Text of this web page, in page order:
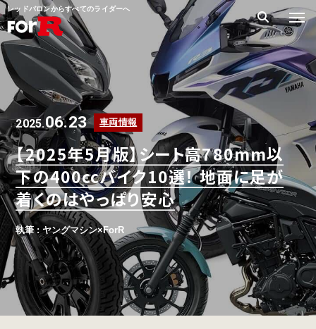
レッドバロンからすべてのライダーへ
2025.06.23 車両情報
【2025年5月版】シート高780mm以
下の400ccバイク10選！ 地面に足が
着くのはやっぱり安心
執筆 : ヤングマシン×ForR